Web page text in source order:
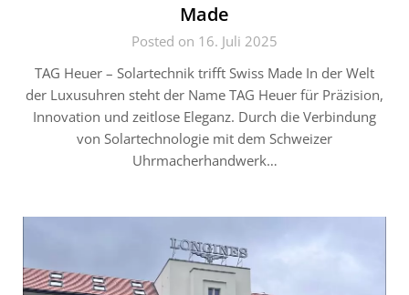
Made
Posted on 16. Juli 2025
TAG Heuer – Solartechnik trifft Swiss Made In der Welt
der Luxusuhren steht der Name TAG Heuer für Präzision,
Innovation und zeitlose Eleganz. Durch die Verbindung
von Solartechnologie mit dem Schweizer
Uhrmacherhandwerk…